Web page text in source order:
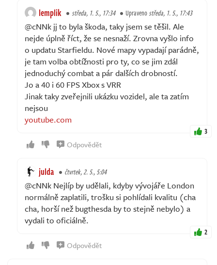
lemplik středa, 1. 5., 17:34 Upravenostředa, 1. 5., 17:43
@cNNk jj to byla škoda, taky jsem se těšil. Ale
nejde úplně říct, že se nesnaží. Zrovna vyšlo info
o updatu Starfieldu. Nové mapy vypadají parádně,
je tam volba obtížnosti pro ty, co se jim zdál
jednoduchý combat a pár dalších drobností.
Jo a 40 i 60 FPS Xbox s VRR
Jinak taky zveřejnili ukázku vozidel, ale ta zatím
nejsou
youtube.com
3
Odpovědět
julda čtvrtek, 2. 5., 5:04
@cNNk Nejlíp by udělali, kdyby vývojáře London
normálně zaplatili, trošku si pohlídali kvalitu (cha
cha, horší než bugthesda by to stejně nebylo) a
vydali to oficiálně.
2
Odpovědět